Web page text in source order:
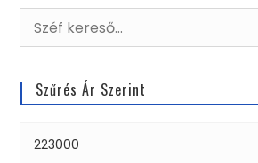
Szűrés Ár Szerint